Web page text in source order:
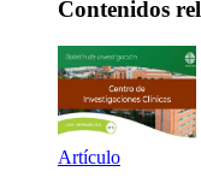
Contenidos
Artículo